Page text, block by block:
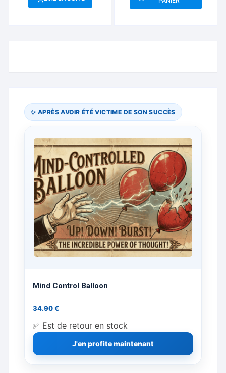
✨ APRÈS AVOIR ÉTÉ VICTIME DE SON SUCCÈS
Mind Control Balloon
34.90€
✅ Est de retour en stock
J'en profite maintenant